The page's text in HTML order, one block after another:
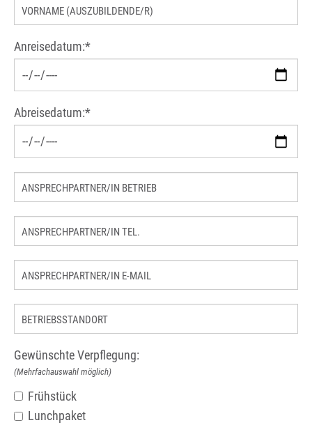
Pflichtfeld
Anreisedatum:*
Pflichtfeld
Abreisedatum:*
Gewünschte Verpflegung:
(Mehrfachauswahl möglich)
Frühstück
Lunchpaket